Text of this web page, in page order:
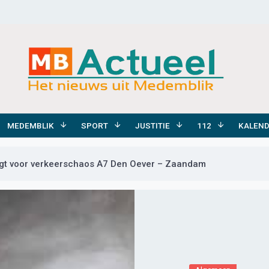
MEDEMBLIK SPORT JUSTITIE 112
voor verkeerschaos A7 Den Oever – Zaandam